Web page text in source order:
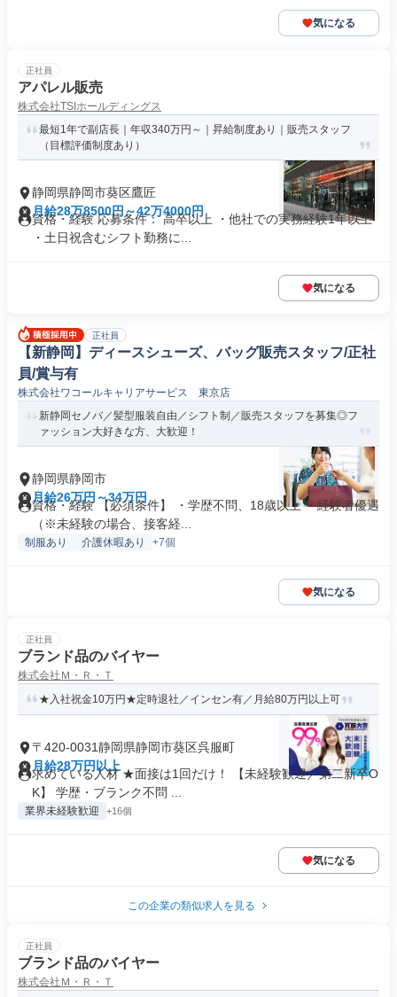
気になる
正社員
アパレル販売
株式会社TSIホールディングス
最短1年で副店長｜年収340万円～｜昇給制度あり｜販売スタッフ
（目標評価制度あり）
静岡県静岡市葵区鷹匠
月給28万8500円～42万4000円
資格・経験 応募条件： 高卒以上 ・他社での実務経験1年以上
・土日祝含むシフト勤務に...
気になる
正社員
【新静岡】ディースシューズ、バッグ販売スタッフ/正社
員/賞与有
株式会社ワコールキャリアサービス 東京店
新静岡セノバ／髪型服装自由／シフト制／販売スタッフを募集◎フ
ァッション大好きな方、大歓迎！
静岡県静岡市
月給26万円～34万円
資格・経験 【必須条件】 ・学歴不問、18歳以上 ・経験者優遇
（※未経験の場合、接客経...
制服あり 介護休暇あり +7個
気になる
正社員
ブランド品のバイヤー
株式会社Ｍ・Ｒ・Ｔ
★入社祝金10万円★定時退社／インセン有／月給80万円以上可
〒420-0031静岡県静岡市葵区呉服町
月給28万円以上
求めている人材 ★面接は1回だけ！ 【未経験歓迎／第二新卒O
K】 学歴・ブランク不問 ...
業界未経験歓迎 +16個
気になる
この企業の類似求人を見る
正社員
ブランド品のバイヤー
株式会社Ｍ・Ｒ・Ｔ